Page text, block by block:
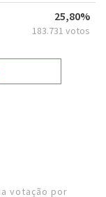
25,80%
183.731 votos
votação por